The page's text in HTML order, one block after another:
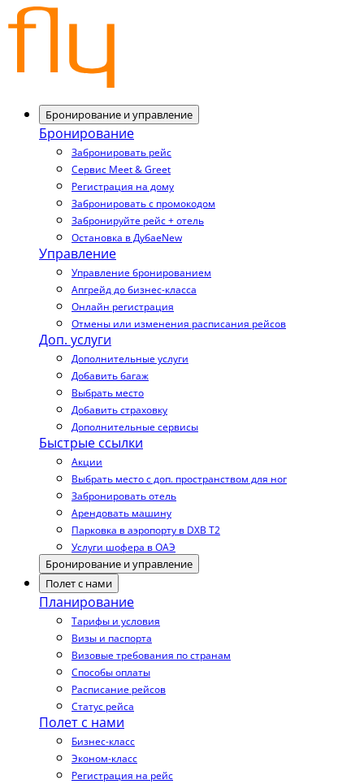
Бронирование и управление
Бронирование
Забронировать рейс
Сервис Meet & Greet
Регистрация на дому
Забронировать с промокодом
Забронируйте рейс + отель
Остановка в ДубаеNew
Управление
Управление бронированием
Апгрейд до бизнес-класса
Онлайн регистрация
Отмены или изменения расписания рейсов
Доп. услуги
Дополнительные услуги
Добавить багаж
Выбрать место
Добавить страховку
Дополнительные сервисы
Быстрые ссылки
Акции
Выбрать место с доп. пространством для ног
Забронировать отель
Арендовать машину
Парковка в аэропорту в DXB T2
Услуги шофера в ОАЭ
Бронирование и управление
Полет с нами
Планирование
Тарифы и условия
Визы и паспорта
Визовые требования по странам
Способы оплаты
Расписание рейсов
Статус рейса
Полет с нами
Бизнес-класс
Эконом-класс
Регистрация на рейс